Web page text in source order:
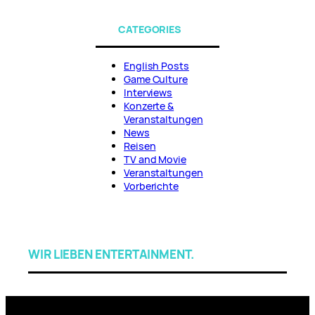
CATEGORIES
English Posts
Game Culture
Interviews
Konzerte &
Veranstaltungen
News
Reisen
TV and Movie
Veranstaltungen
Vorberichte
WIR LIEBEN ENTERTAINMENT.